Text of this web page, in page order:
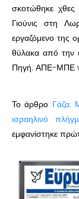
σκοτώθηκε χθες
Γιούνις στη
εργαζόμενο της
θύλακα από την
Πηγή: ΑΠΕ-ΜΠΕ
Το άρθρο Γάζα:
ισραηλινό
εμφανίστηκε